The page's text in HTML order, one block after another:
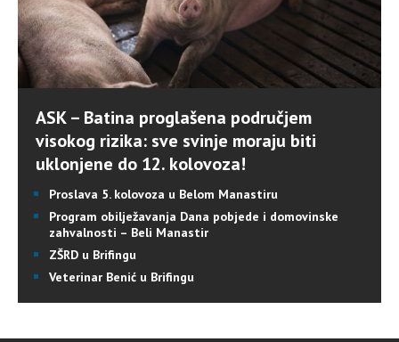
ASK – Batina proglašena područjem
visokog rizika: sve svinje moraju biti
uklonjene do 12. kolovoza!
Proslava 5. kolovoza u Belom Manastiru
Program obilježavanja Dana pobjede i domovinske
zahvalnosti – Beli Manastir
ZŠRD u Brifingu
Veterinar Benić u Brifingu